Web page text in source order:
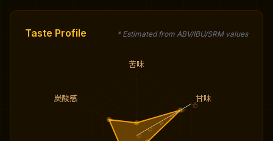
Taste Profile * Estimated from ABV/IBU/SRM values
苦味
甘味
炭酸感
0
2
4
6
8
10